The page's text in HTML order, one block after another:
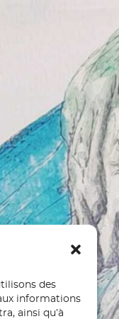
des
informations
ainsi qu’à